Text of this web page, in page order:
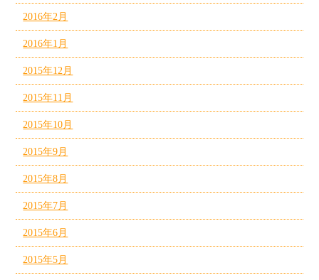
2016年2月
2016年1月
2015年12月
2015年11月
2015年10月
2015年9月
2015年8月
2015年7月
2015年6月
2015年5月